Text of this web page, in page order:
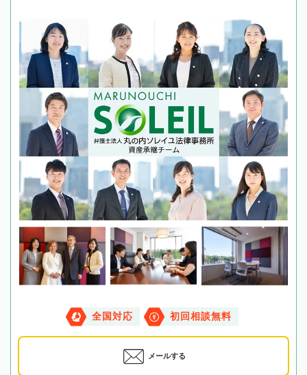
全国対応 初回相談無料
メールする